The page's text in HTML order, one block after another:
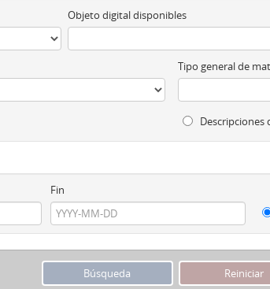
Objeto digital disponibles
Tipo general de
Descripciones
Fin